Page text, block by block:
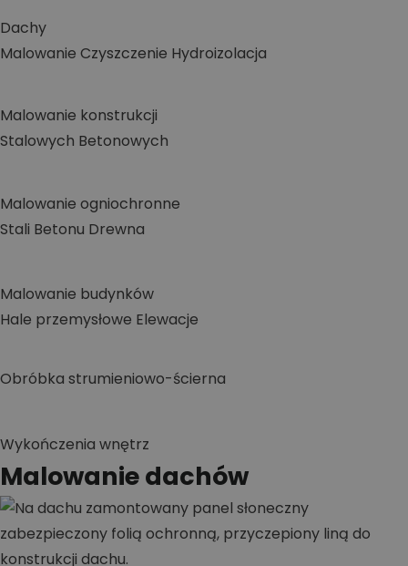
Dachy
Malowanie Czyszczenie Hydroizolacja
Malowanie konstrukcji
Stalowych Betonowych
Malowanie ogniochronne
Stali Betonu Drewna
Malowanie budynków
Hale przemysłowe Elewacje
Obróbka strumieniowo-ścierna
Wykończenia wnętrz
Malowanie dachów